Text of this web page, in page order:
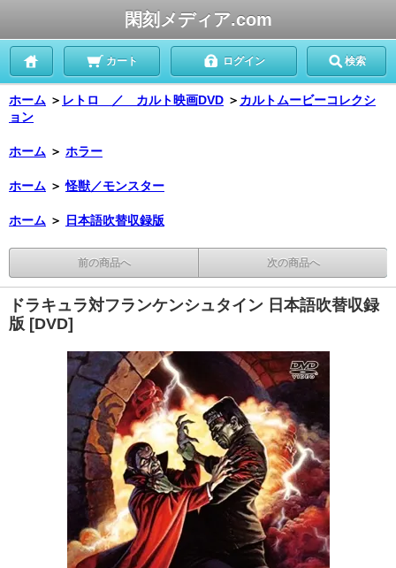
閑刻メディア.com
カート ログイン 検索
ホーム ＞ レトロ ／ カルト映画DVD ＞ カルトムービーコレクシ
ョン
ホーム ＞ ホラー
ホーム ＞ 怪獣／モンスター
ホーム ＞ 日本語吹替収録版
前の商品へ 次の商品へ
ドラキュラ対フランケンシュタイン 日本語吹替収録
版 [DVD]